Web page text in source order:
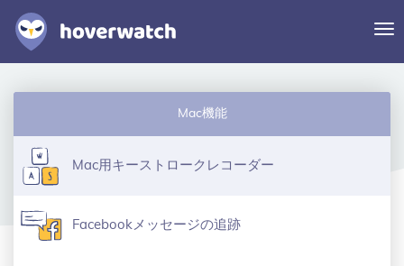
ナ
ー
機能
ログイン
無料登録
Mac機能
Mac用キーストロークレコーダー
Facebookメッセージの追跡